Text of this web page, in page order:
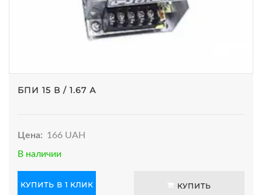
БПИ 15 В / 1.67 А
Цена: 166 UAH
В наличии
КУПИТЬ В 1 КЛИК КУПИТЬ